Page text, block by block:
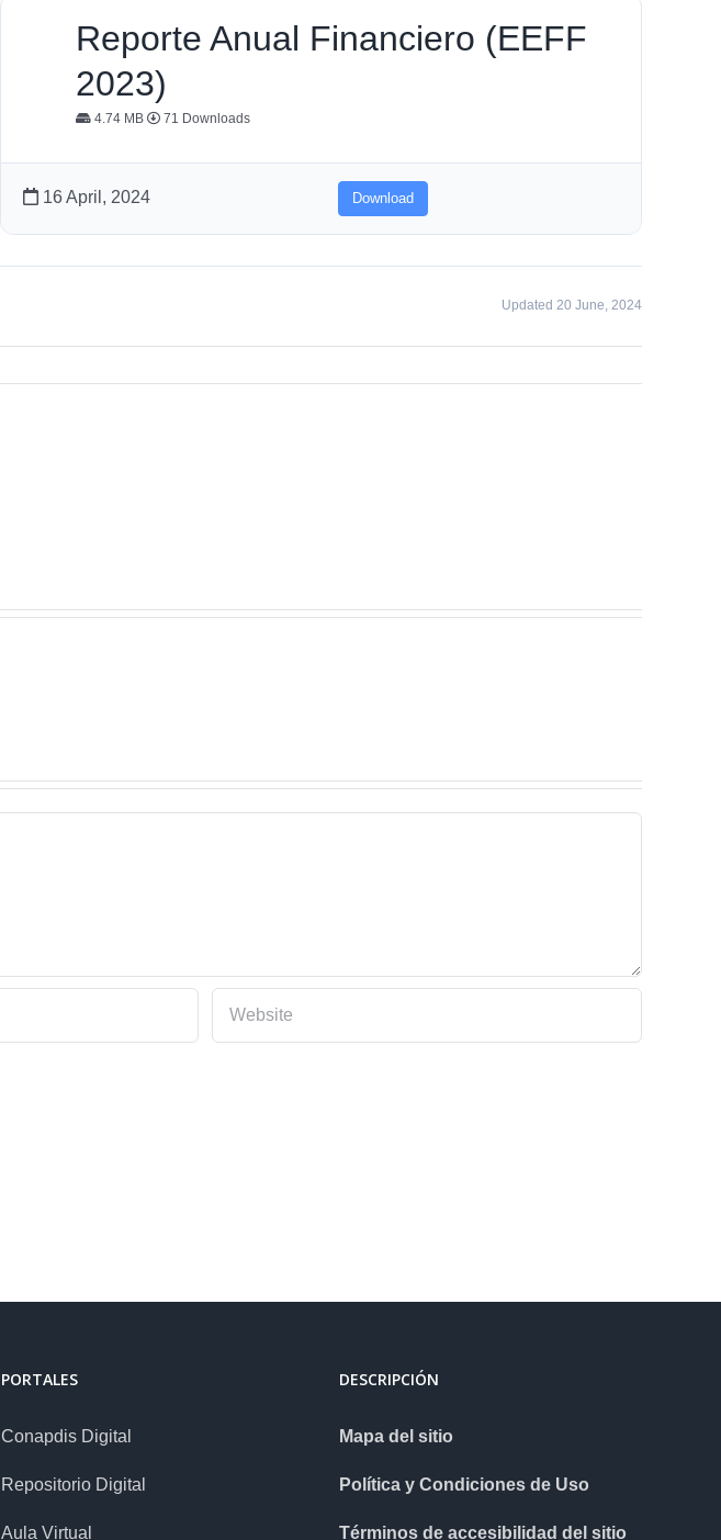
Reporte Anual Financiero (EEFF
2023)
4.74 MB 71 Downloads
16 April, 2024 Download
Updated 20 June, 2024
PORTALES
Conapdis Digital
Repositorio Digital
Aula Virtual
DESCRIPCIÓN
Mapa del sitio
Política y Condiciones de Uso
Términos de accesibilidad del sitio